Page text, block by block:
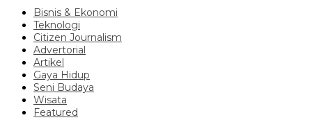
Bisnis & Ekonomi
Teknologi
Citizen Journalism
Advertorial
Artikel
Gaya Hidup
Seni Budaya
Wisata
Featured